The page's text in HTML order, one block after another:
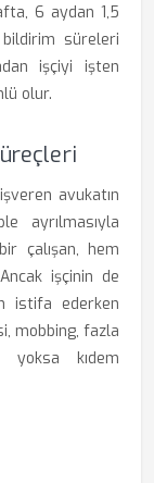
6 aydan 1,5
süreleri
işçiyi işten
olur.
avukatın
ayrılmasıyla
çalışan, hem
işçinin de
istifa ederken
mobbing, fazla
yoksa kıdem